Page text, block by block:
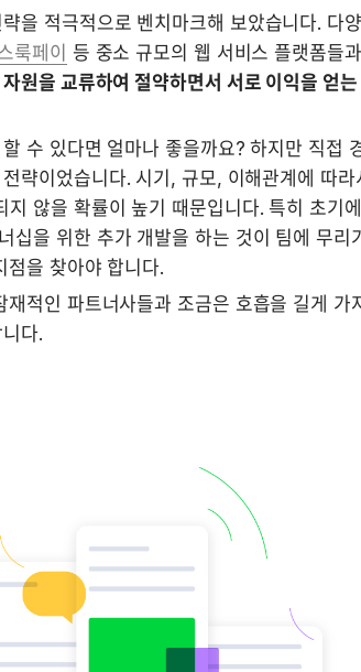
을 적극적으로 벤치마크해 보았습니다. 다
룩페이
원을 교류하여 절약하면서 서로 이익을 얻
수 있다면 얼마나 좋을까요? 하지만 직접
략이었습니다. 시기, 규모, 이해관계에 따
지 않을 확률이 높기 때문입니다. 특히 초기
십을 위한 추가 개발을 하는 것이 팀에 무리
점을 찾아야 합니다.
적인 파트너사들과 조금은 호흡을 길게 가
다.